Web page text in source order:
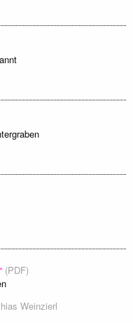
(PDF)
Weinzierl